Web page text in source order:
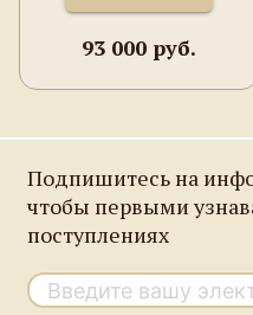
93 000 руб.
Подпишитесь на
чтобы первыми
поступлениях